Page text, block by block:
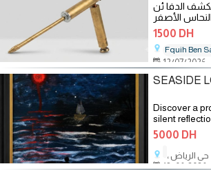
الدفا ئن
الأصفر
وحجرة
مزودة
1500 DH
Fquih Ben
12/07/2026
SEASIDE
Discover a
silent
panting by
.capturs the
single soul
chairs that wait
5000 DH
، حي الرياض
18/06/2026